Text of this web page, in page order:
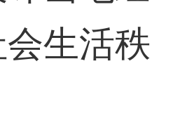
生活秩